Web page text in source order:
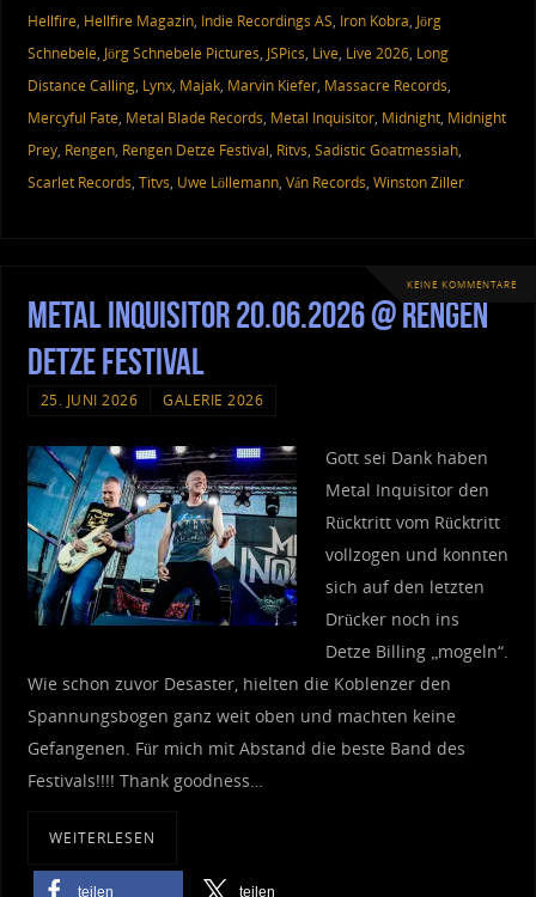
Hellfire, Hellfire Magazin, Indie Recordings AS, Iron Kobra, Jörg
Schnebele, Jörg Schnebele Pictures, JSPics, Live, Live 2026, Long
Distance Calling, Lynx, Majak, Marvin Kiefer, Massacre Records,
Mercyful Fate, Metal Blade Records, Metal Inquisitor, Midnight, Midnight
Prey, Rengen, Rengen Detze Festival, Ritvs, Sadistic Goatmessiah,
Scarlet Records, Titvs, Uwe Löllemann, Ván Records, Winston Ziller
KEINE KOMMENTARE
Metal Inquisitor 20.06.2026 @ Rengen
Detze Festival
25. JUNI 2026 GALERIE 2026
Gott sei Dank haben
Metal Inquisitor den
Rücktritt vom Rücktritt
vollzogen und konnten
sich auf den letzten
Drücker noch ins
Detze Billing „mogeln“.
Wie schon zuvor Desaster, hielten die Koblenzer den
Spannungsbogen ganz weit oben und machten keine
Gefangenen. Für mich mit Abstand die beste Band des
Festivals!!!! Thank goodness…
WEITERLESEN
teilen teilen